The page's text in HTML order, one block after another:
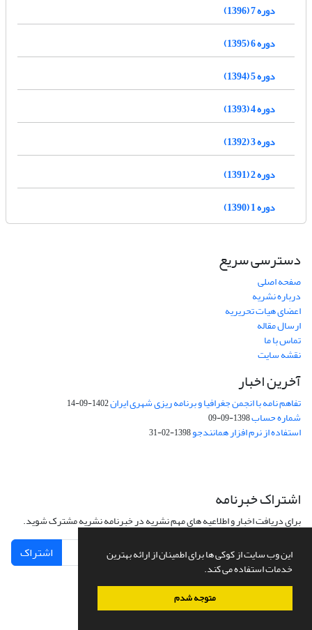
این وب سایت از کوکی ها برای اطمینان از ارائه بهترین
خدمات استفاده می کند.
متوجه شدم
دوره 7 (1396)
دوره 6 (1395)
دوره 5 (1394)
دوره 4 (1393)
دوره 3 (1392)
دوره 2 (1391)
دوره 1 (1390)
دسترسی سریع
صفحه اصلی
درباره نشریه
اعضای هیات تحریریه
ارسال مقاله
تماس با ما
نقشه سایت
آخرین اخبار
تفاهم نامه با انجمن جغرافیا و برنامه ریزی شهری ایران1402-09-14
شماره حساب1398-09-09
استفاده از نرم افزار همانندجو1398-02-31
اشتراک خبرنامه
برای دریافت اخبار و اطلاعیه های مهم نشریه در خبرنامه نشریه مشترک شوید.
اشتراک
سامانه مدیریت نشریات علمی.طراحی و پیاده سازی ازسیناوب